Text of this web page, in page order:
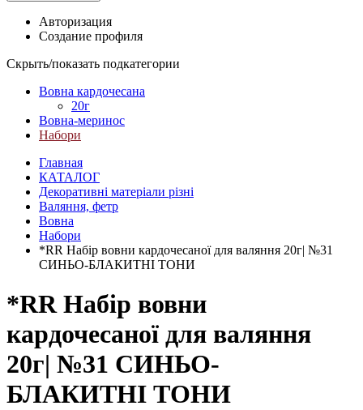
Авторизация
Создание профиля
Скрыть/показать подкатегории
Вовна кардочесана
20г
Вовна-меринос
Набори
Главная
КАТАЛОГ
Декоративні матеріали різні
Валяння, фетр
Вовна
Набори
*RR Набір вовни кардочесаної для валяння 20г| №31
СИНЬО-БЛАКИТНІ ТОНИ
*RR Набір вовни
кардочесаної для валяння
20г| №31 СИНЬО-
БЛАКИТНІ ТОНИ